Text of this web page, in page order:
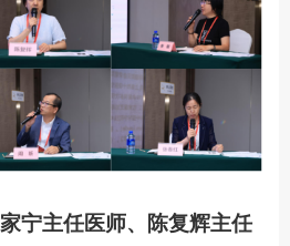
宁主任医师、陈复辉主任